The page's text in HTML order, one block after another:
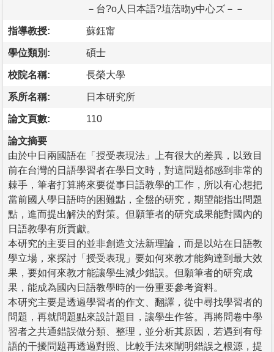
－台?o人日本語?埴萿昒y中心ズ－－
指導教授: 蘇鈺甯
學位類別: 碩士
校院名稱: 長榮大學
系所名稱: 日本研究所
論文頁數: 110
論文摘要
由於中日兩國語在「授受表現法」上有很大的差異，以致目
前在台灣的日語學習者在學日文時，對這問題都感到非常的
棘手，筆者打算將來要從事日語教學的工作，所以有心想把
當前國人學日語時的困難點，全盤的研究，期望能指出問題
點，進而提出解決的對策。但願筆者的研究成果能對國內的
日語教學有所貢獻。
本研究的主要目的並非創造文法新理論，而是以站在日語教
學立場，來探討「授受表現」要如何來教才能夠達到最大效
果，要如何來教才能讓學生減少錯誤。但願筆者的研究成
果，能成為國內日語教學時的一份重要參考資料。
本研究主要是透過學習者的作文、翻譯，從中尋找學習者的
問題，再就問題點來設計題目，讓學生作答。再將問卷中學
習者之共通錯誤做分類、整理，並分析其原因，若遇到有母
語的干擾問題再透過對照、比較手法來闡明錯誤之根源，提